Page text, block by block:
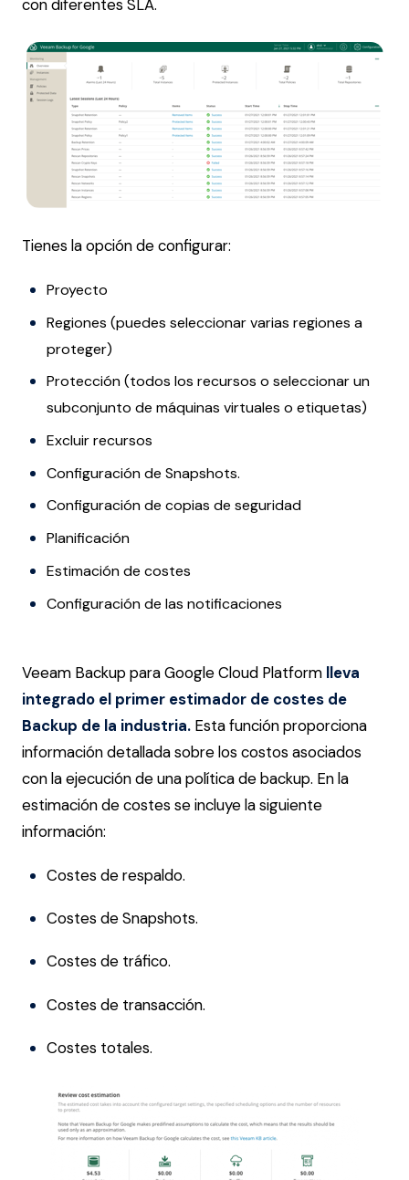
con diferentes SLA.
Tienes la opción de configurar:
Proyecto
Regiones (puedes seleccionar varias regiones a
proteger)
Protección (todos los recursos o seleccionar un
subconjunto de máquinas virtuales o etiquetas)
Excluir recursos
Configuración de Snapshots.
Configuración de copias de seguridad
Planificación
Estimación de costes
Configuración de las notificaciones
Veeam Backup para Google Cloud Platform lleva
integrado el primer estimador de costes de
Backup de la industria. Esta función proporciona
información detallada sobre los costos asociados
con la ejecución de una política de backup. En la
estimación de costes se incluye la siguiente
información:
Costes de respaldo.
Costes de Snapshots.
Costes de tráfico.
Costes de transacción.
Costes totales.